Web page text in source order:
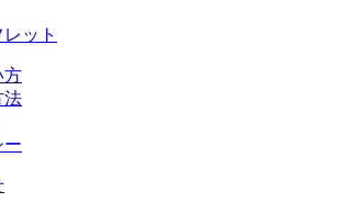
ット
方
法
ー